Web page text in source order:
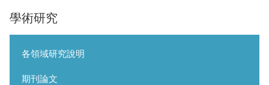
學術研究
各領域研究說明
期刊論文